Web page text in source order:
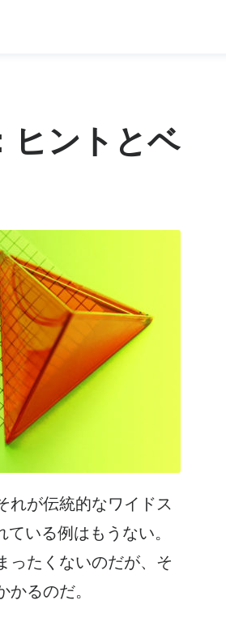
ヒントとベ
れが伝統的なワイドス
いる例はもうない。
ったくないのだが、そ
るのだ。